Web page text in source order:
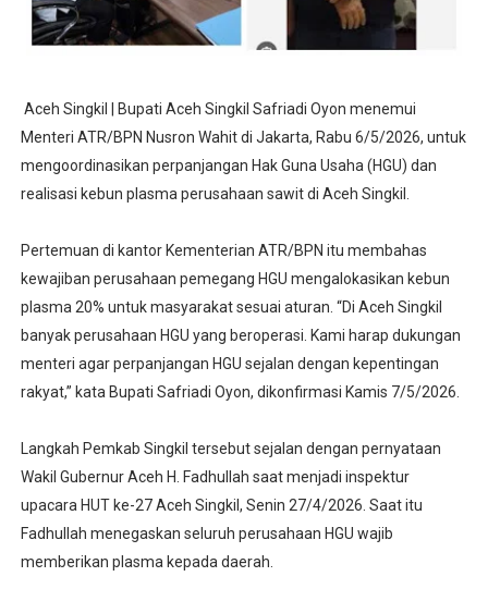
Aceh Singkil | Bupati Aceh Singkil Safriadi Oyon menemui
Menteri ATR/BPN Nusron Wahit di Jakarta, Rabu 6/5/2026, untuk
mengoordinasikan perpanjangan Hak Guna Usaha (HGU) dan
realisasi kebun plasma perusahaan sawit di Aceh Singkil.
Pertemuan di kantor Kementerian ATR/BPN itu membahas
kewajiban perusahaan pemegang HGU mengalokasikan kebun
plasma 20% untuk masyarakat sesuai aturan. “Di Aceh Singkil
banyak perusahaan HGU yang beroperasi. Kami harap dukungan
menteri agar perpanjangan HGU sejalan dengan kepentingan
rakyat,” kata Bupati Safriadi Oyon, dikonfirmasi Kamis 7/5/2026.
Langkah Pemkab Singkil tersebut sejalan dengan pernyataan
Wakil Gubernur Aceh H. Fadhullah saat menjadi inspektur
upacara HUT ke-27 Aceh Singkil, Senin 27/4/2026. Saat itu
Fadhullah menegaskan seluruh perusahaan HGU wajib
memberikan plasma kepada daerah.